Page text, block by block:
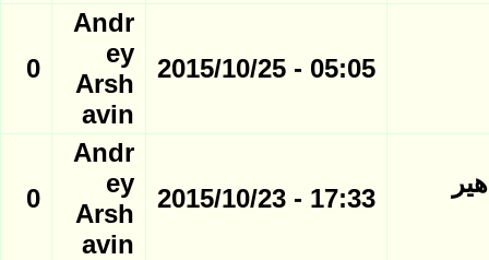
05:05 - 2015/10/25
Andr
ey
Arsh
avin
0
17:33 - 2015/10/23
Andr
ey
Arsh
avin
0